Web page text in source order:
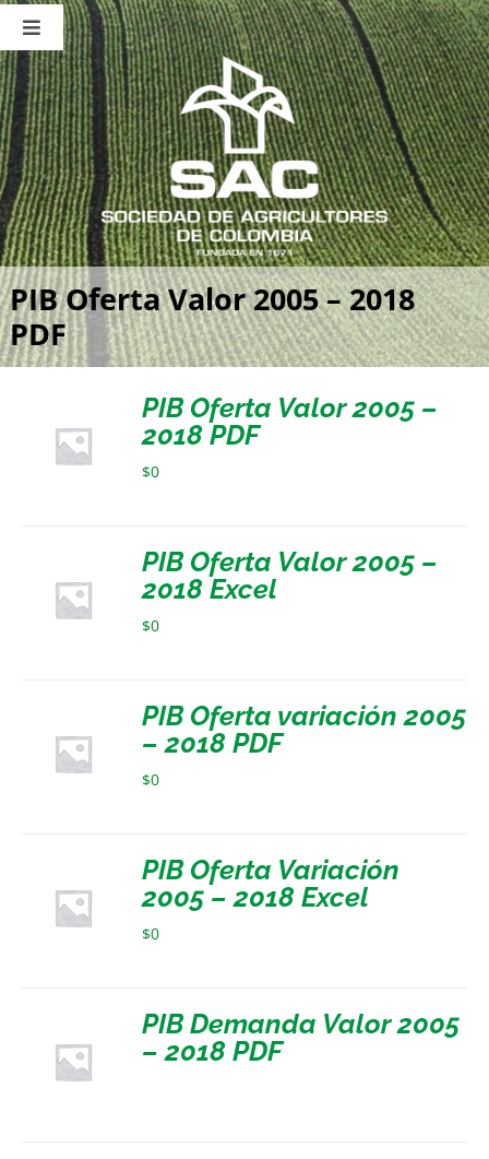
Saltar
contenido
Toggle
Navigation
Nosotros
Publicaciones
Sala de Prensa
Eventos
PIB Oferta Valor 2005 – 2018
PDF
PIB Oferta Valor 2005 –
2018 PDF
$0
PIB Oferta Valor 2005 –
2018 Excel
$0
PIB Oferta variación 2005
– 2018 PDF
$0
PIB Oferta Variación
2005 – 2018 Excel
$0
PIB Demanda Valor 2005
– 2018 PDF